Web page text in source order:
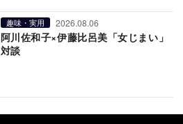
趣味・実用 2026.08.06
阿川佐和子×伊藤比呂美「女じまい」
対談